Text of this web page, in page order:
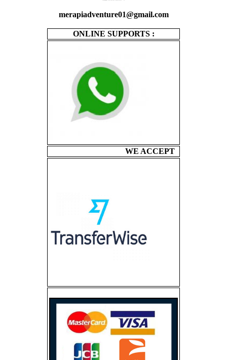
merapiadventure01@gmail.com
ONLINE SUPPORTS :
WE ACCEPT